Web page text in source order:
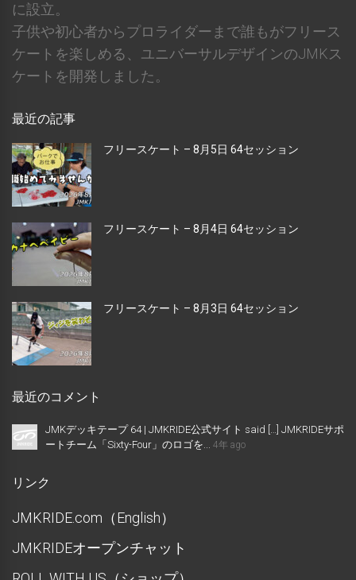
に設立。
子供や初心者からプロライダーまで誰もがフリース
ケートを楽しめる、ユニバーサルデザインのJMKス
ケートを開発しました。
最近の記事
フリースケート – 8月5日 64セッション
フリースケート – 8月4日 64セッション
フリースケート – 8月3日 64セッション
最近のコメント
JMKデッキテープ 64 | JMKRIDE公式サイト said […] JMKRIDEサポ
ートチーム「Sixty-Four」のロゴを... 4年 ago
リンク
JMKRIDE.com（English）
JMKRIDEオープンチャット